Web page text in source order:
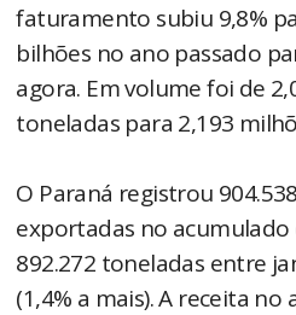
faturamento subiu 9,8%
bilhões no ano passado
agora. Em volume foi de
toneladas para 2,193
O Paraná registrou
exportadas no acumulado
892.272 toneladas entre
(1,4% a mais). A receita